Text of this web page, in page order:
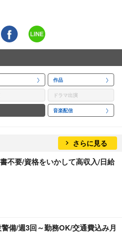
作品
ドラマ出演
音楽配信
さらに見る
不要/資格をいかして高収入/日給
備/週3回～勤務OK/交通費込み月